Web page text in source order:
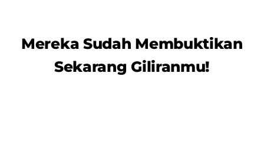
Mereka Sudah Membuktikan
Sekarang Giliranmu!